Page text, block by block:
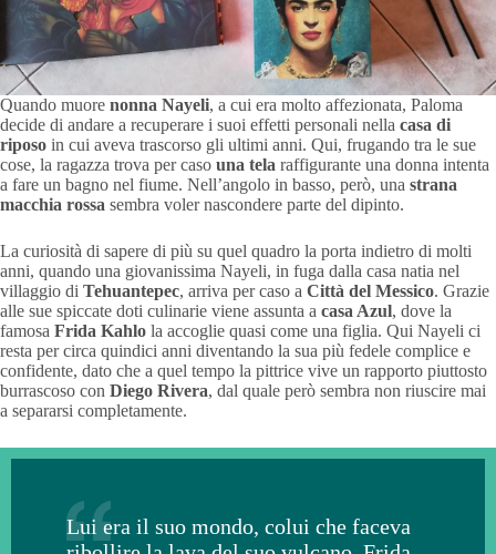
Quando muore nonna Nayeli, a cui era molto affezionata, Paloma
decide di andare a recuperare i suoi effetti personali nella casa di
riposo in cui aveva trascorso gli ultimi anni. Qui, frugando tra le sue
cose, la ragazza trova per caso una tela raffigurante una donna intenta
a fare un bagno nel fiume. Nell’angolo in basso, però, una strana
macchia rossa sembra voler nascondere parte del dipinto.
La curiosità di sapere di più su quel quadro la porta indietro di molti
anni, quando una giovanissima Nayeli, in fuga dalla casa natia nel
villaggio di Tehuantepec, arriva per caso a Città del Messico. Grazie
alle sue spiccate doti culinarie viene assunta a casa Azul, dove la
famosa Frida Kahlo la accoglie quasi come una figlia. Qui Nayeli ci
resta per circa quindici anni diventando la sua più fedele complice e
confidente, dato che a quel tempo la pittrice vive un rapporto piuttosto
burrascoso con Diego Rivera, dal quale però sembra non riuscire mai
a separarsi completamente.
Lui era il suo mondo, colui che faceva